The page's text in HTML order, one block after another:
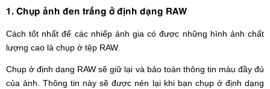
1. Chụp ảnh đen trắng ở định dạng RAW
Cách tốt nhất để các nhiếp ảnh gia có được những hình ảnh chất
lượng cao là chụp ở tệp RAW.
Chụp ở định dạng RAW sẽ giữ lại và bảo toàn thông tin màu đầy đủ
của ảnh. Thông tin này sẽ được nén lại khi bạn chụp ở định dạng